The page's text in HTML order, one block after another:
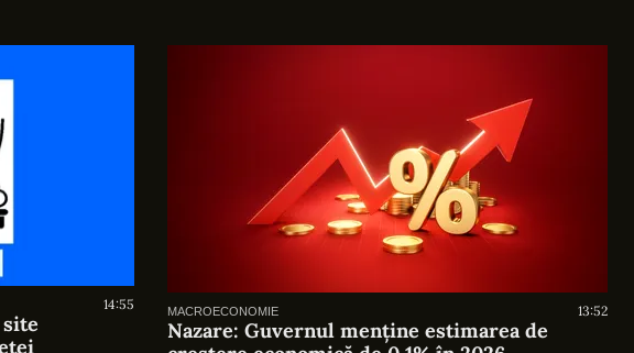
14:55 MACROECONOMIE 13:52
Nazare: Guvernul menține estimarea de